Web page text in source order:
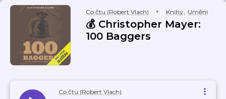
Co čtu (Robert Vlach) Knihy, Umění
💰 Christopher Mayer:
100 Baggers
Co čtu (Robert Vlach)